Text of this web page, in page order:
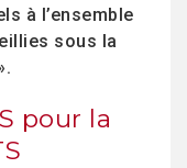
à l’ensemble
sous la
pour la